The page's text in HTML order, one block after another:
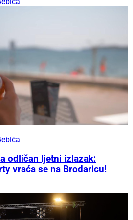
odličan ljetni izlazak:
vraća se na Brodaricu!